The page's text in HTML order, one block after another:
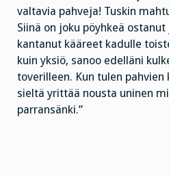
valtavia pahveja! Tuskin
Siinä on joku pöyhkeä
kantanut kääreet kadulle
kuin yksiö, sanoo edelläni
toverilleen. Kun tulen
sieltä yrittää nousta uninen
parransänki.”